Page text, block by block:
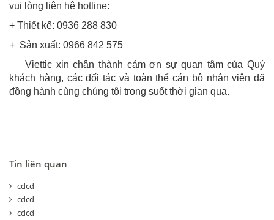
vui lòng liên hệ hotline:
+ Thiết kế: 0936 288 830
+ Sản xuất: 0966 842 575
Viettic xin chân thành cảm ơn sự quan tâm của Quý
khách hàng, các đối tác và toàn thể cán bộ nhân viên đã
đồng hành cùng chúng tôi trong suốt thời gian qua.
Tin liên quan
cdcd
cdcd
cdcd